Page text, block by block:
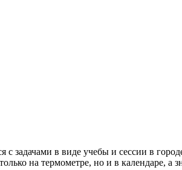
задачами в виде учебы и сессии в
на термометре, но и в календаре, а